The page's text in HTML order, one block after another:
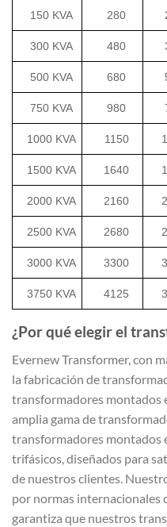
150 KVA 280
300 KVA 480
500 KVA 680
750 KVA 980
1000 KVA 1150
1500 KVA 1640
2000 KVA 2160
2500 KVA 2680
3000 KVA 3300
3750 KVA 4125
¿Por qué elegir el
Evernew Transformer, con
la fabricación de
transformadores montados
amplia gama de
transformadores montados
trifásicos, diseñados para
de nuestros clientes.
por normas internacionales
garantiza que nuestros